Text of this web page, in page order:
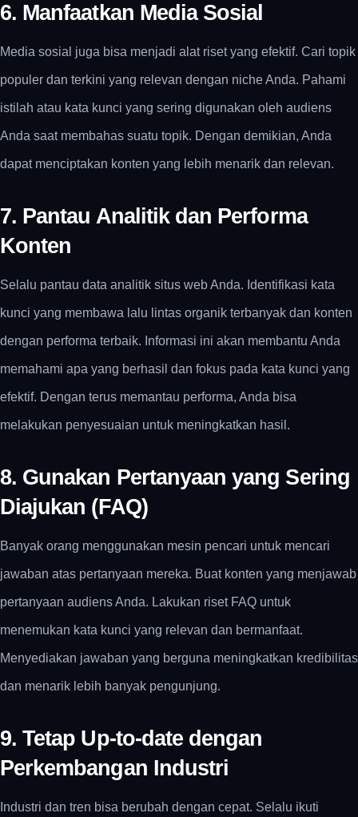
6. Manfaatkan Media Sosial
Media sosial juga bisa menjadi alat riset yang efektif. Cari topik
populer dan terkini yang relevan dengan niche Anda. Pahami
istilah atau kata kunci yang sering digunakan oleh audiens
Anda saat membahas suatu topik. Dengan demikian, Anda
dapat menciptakan konten yang lebih menarik dan relevan.
7. Pantau Analitik dan Performa
Konten
Selalu pantau data analitik situs web Anda. Identifikasi kata
kunci yang membawa lalu lintas organik terbanyak dan konten
dengan performa terbaik. Informasi ini akan membantu Anda
memahami apa yang berhasil dan fokus pada kata kunci yang
efektif. Dengan terus memantau performa, Anda bisa
melakukan penyesuaian untuk meningkatkan hasil.
8. Gunakan Pertanyaan yang Sering
Diajukan (FAQ)
Banyak orang menggunakan mesin pencari untuk mencari
jawaban atas pertanyaan mereka. Buat konten yang menjawab
pertanyaan audiens Anda. Lakukan riset FAQ untuk
menemukan kata kunci yang relevan dan bermanfaat.
Menyediakan jawaban yang berguna meningkatkan kredibilitas
dan menarik lebih banyak pengunjung.
9. Tetap Up-to-date dengan
Perkembangan Industri
Industri dan tren bisa berubah dengan cepat. Selalu ikuti